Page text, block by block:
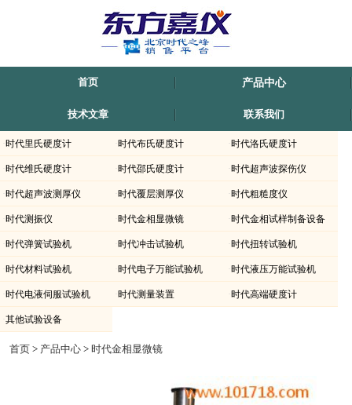
首页 产品中心
技术文章 联系我们
·时代里氏硬度计 ·时代布氏硬度计 ·时代洛氏硬度计
·时代维氏硬度计 ·时代邵氏硬度计 ·时代超声波探伤仪
·时代超声波测厚仪 ·时代覆层测厚仪 ·时代粗糙度仪
·时代测振仪 ·时代金相显微镜 ·时代金相试样制备设备
·时代弹簧试验机 ·时代冲击试验机 ·时代扭转试验机
·时代材料试验机 ·时代电子万能试验机 ·时代液压万能试验机
·时代电液伺服试验机 ·时代测量装置 ·时代高端硬度计
·其他试验设备
规代理商北京亦庄开发区-天津滨海开发区-秦皇岛经济开发区-太原经济开发区-呼和
哈尔滨经济开发区-虹桥经济开发区-北京时代集团厂家官方网站漕河泾开发区-连云港
开发区-南通开发区-青岛-深圳-杭州-淮安-连云港-西安开发区-兰州开发区-西宁开发
首页 > 产品中心 > 时代金相显微镜